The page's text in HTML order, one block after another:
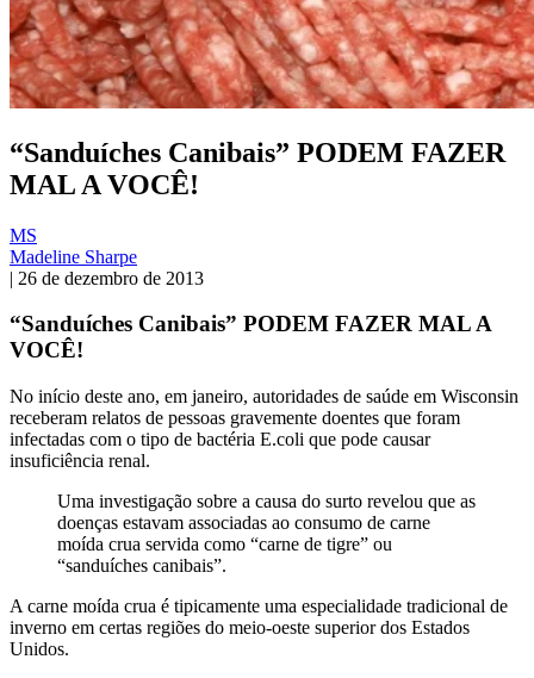
“Sanduíches Canibais” PODEM FAZER
MAL A VOCÊ!
MS
Madeline Sharpe
| 26 de dezembro de 2013
“Sanduíches Canibais” PODEM FAZER MAL A
VOCÊ!
No início deste ano, em janeiro, autoridades de saúde em Wisconsin
receberam relatos de pessoas gravemente doentes que foram
infectadas com o tipo de bactéria E.coli que pode causar
insuficiência renal.
Uma investigação sobre a causa do surto revelou que as
doenças estavam associadas ao consumo de carne
moída crua servida como “carne de tigre” ou
“sanduíches canibais”.
A carne moída crua é tipicamente uma especialidade tradicional de
inverno em certas regiões do meio-oeste superior dos Estados
Unidos.